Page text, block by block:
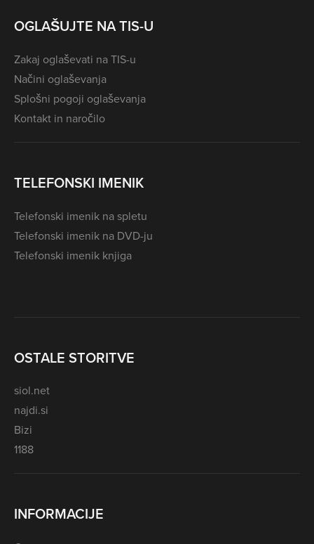
OGLAŠUJTE NA TIS-U
Zakaj oglaševati na TIS-u
Načini oglaševanja
Splošni pogoji oglaševanja
Kontakt in naročilo
TELEFONSKI IMENIK
Telefonski imenik na spletu
Telefonski imenik na DVD-ju
Telefonski imenik knjiga
OSTALE STORITVE
siol.net
najdi.si
Bizi
1188
INFORMACIJE